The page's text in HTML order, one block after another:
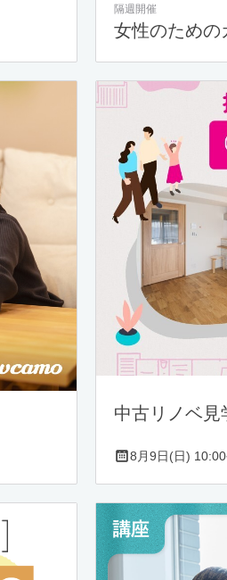
隔週開催
女性のための
中古リノベ見
8月9日(日)